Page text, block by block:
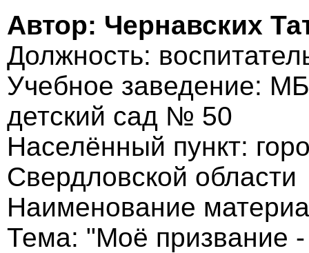
Автор: Чернавских
Должность:
Учебное заведение:
детский сад № 50
Населённый пункт:
Свердловской области
Наименование
Тема: "Моё призвание -